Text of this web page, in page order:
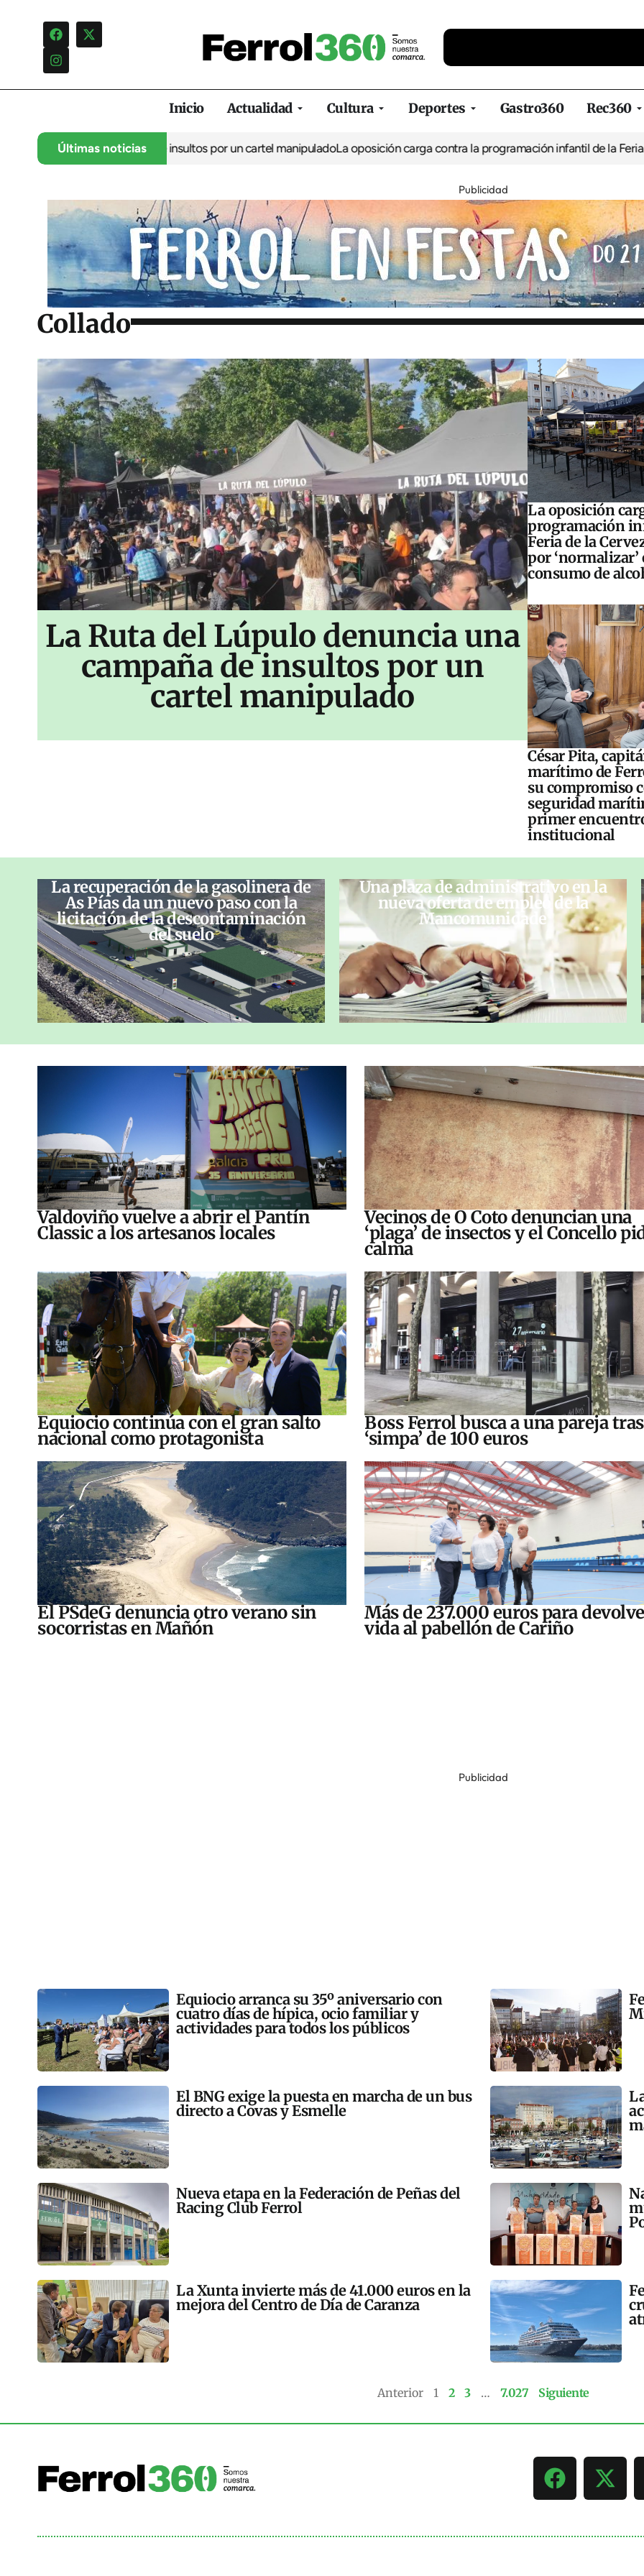
Inicio Actualidad Cultura Deportes Gastro360 Rec360
Últimas noticias
una campaña de insultos por un cartel manipulado La oposición carga contra la programación infantil de la Feria de la
Publicidad
Collado
La Ruta del Lúpulo denuncia una
campaña de insultos por un
cartel manipulado
La oposición
programación
Feria de la
por ‘normalizar’
consumo de
César Pita,
marítimo de
su compromiso
seguridad
primer
institucional
La recuperación de la gasolinera de
As Pías da un nuevo paso con la
licitación de la descontaminación
del suelo
Una plaza de administrativo en la
nueva oferta de empleo de la
Mancomunidade
Valdoviño vuelve a abrir el Pantín
Classic a los artesanos locales
Vecinos de O Coto denuncian una
‘plaga’ de insectos y el Concello
calma
Equiocio continúa con el gran salto
nacional como protagonista
Boss Ferrol busca a una pareja
‘simpa’ de 100 euros
El PSdeG denuncia otro verano sin
socorristas en Mañón
Más de 237.000 euros para
vida al pabellón de Cariño
Publicidad
Equiocio arranca su 35º aniversario con
cuatro días de hípica, ocio familiar y
actividades para todos los públicos
El BNG exige la puesta en marcha de un bus
directo a Covas y Esmelle
Nueva etapa en la Federación de Peñas del
Racing Club Ferrol
La Xunta invierte más de 41.000 euros en la
mejora del Centro de Día de Caranza
Anterior 1 2 3 … 7.027 Siguiente